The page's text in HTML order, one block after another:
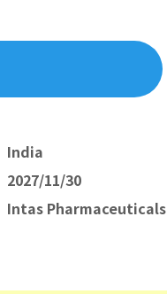
India
2027/11/30
Intas Pharmaceuticals